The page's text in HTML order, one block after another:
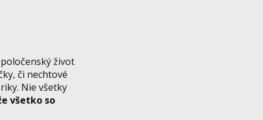
život
či nechtové
Nie všetky
všetko so